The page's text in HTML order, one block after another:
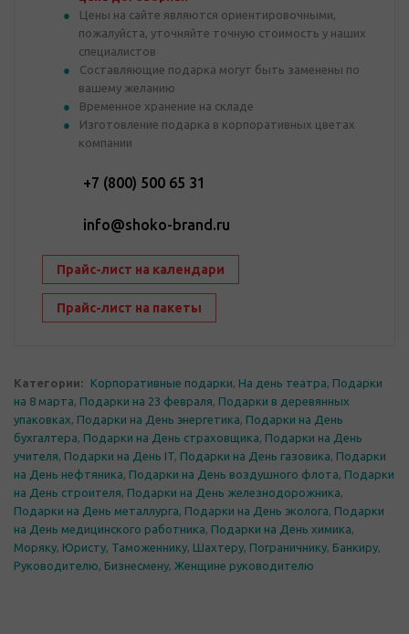
Цены на сайте являются ориентировочными,
пожалуйста, уточняйте точную стоимость у наших
специалистов
Составляющие подарка могут быть заменены по
вашему желанию
Временное хранение на складе
Изготовление подарка в корпоративных цветах
компании
+7 (800) 500 65 31
info@shoko-brand.ru
Прайс-лист на календари
Прайс-лист на пакеты
Категории: Корпоративные подарки, На день театра, Подарки
на 8 марта, Подарки на 23 февраля, Подарки в деревянных
упаковках, Подарки на День энергетика, Подарки на День
бухгалтера, Подарки на День страховщика, Подарки на День
учителя, Подарки на День IT, Подарки на День газовика, Подарки
на День нефтяника, Подарки на День воздушного флота, Подарки
на День строителя, Подарки на День железнодорожника,
Подарки на День металлурга, Подарки на День эколога, Подарки
на День медицинского работника, Подарки на День химика,
Моряку, Юристу, Таможеннику, Шахтеру, Пограничнику, Банкиру,
Руководителю, Бизнесмену, Женщине руководителю